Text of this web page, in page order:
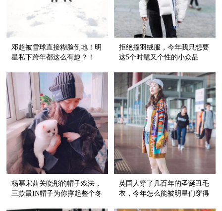
邓超被雪球直接糊脸倒地！明
星私下跨年都这么有趣？！
拒绝撞羽绒服，今年我只想要
这5个时髦又个性的小众品
杨幂宋茜关晓彤的帽子戏法，
三款最IN帽子为你撑起整个冬
英国人穿了几百年的圣诞丑毛
衣，今年怎么能被明星们穿得